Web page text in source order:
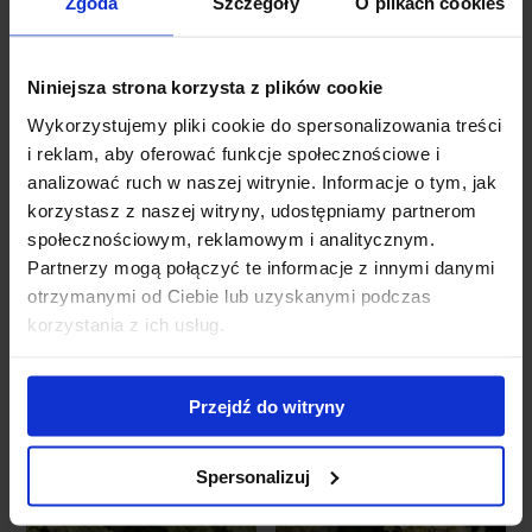
Niniejsza strona korzysta z plików cookie
Wykorzystujemy pliki cookie do spersonalizowania treści
i reklam, aby oferować funkcje społecznościowe i
analizować ruch w naszej witrynie. Informacje o tym, jak
korzystasz z naszej witryny, udostępniamy partnerom
społecznościowym, reklamowym i analitycznym.
Partnerzy mogą połączyć te informacje z innymi danymi
otrzymanymi od Ciebie lub uzyskanymi podczas
korzystania z ich usług.
Przejdź do witryny
Spersonalizuj
Hortensja dębolistna 'Snowflake’ to bez wątpienia
spektakularne widowisko przez większą część roku. Jej
unikalne liście, obfite i długotrwałe kwitnienie oraz
cudowne jesienne barwy sprawiają, że jest to roślina,
która z pewnością wzbogaci każdy ogród. Jeśli
szukasz krzewu, który zapewni Ci niepowtarzalne
doznania estetyczne, 'Snowflake’ będzie doskonałym
wyborem.
Podobne produkty